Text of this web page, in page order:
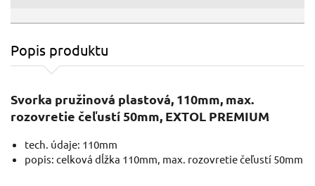
Popis produktu
Svorka pružinová plastová, 110mm, max.
rozovretie čeľustí 50mm, EXTOL PREMIUM
tech. údaje: 110mm
popis: celková dĺžka 110mm, max. rozovretie čeľustí 50mm